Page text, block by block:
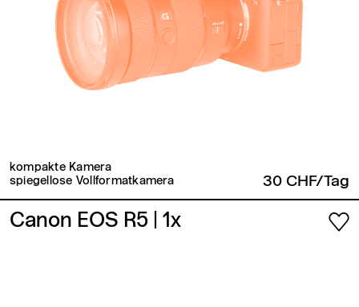
kompakte Kamera
spiegellose Vollformatkamera
30 CHF/Tag
Canon EOS R5 | 1x